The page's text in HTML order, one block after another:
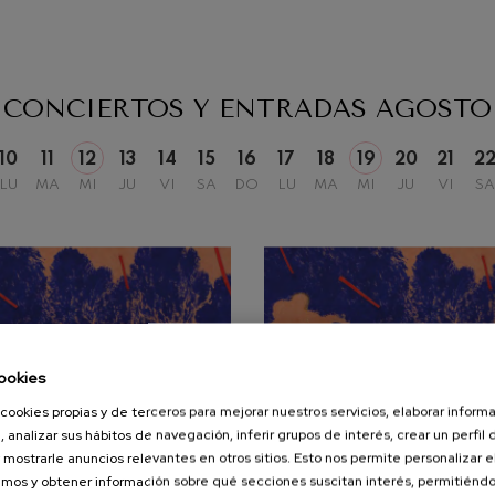
CONCIERTOS Y ENTRADAS AGOSTO
10
LU MA
12
MI
13
JU
14
VI
15
SA
16
DO
17
LU
18
MA
19
MI
20
JU
21
VI
22
SA
propias y de terceros para mejorar nuestros servicios, elaborar
analizar sus hábitos de navegación, inferir grupos de interés, crear un perfil
anuncios relevantes en otros sitios. Esto nos permite personalizar
y obtener información sobre qué secciones suscitan interés,